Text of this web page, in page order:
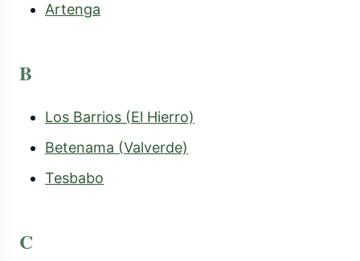
Artenga
B
Los Barrios (El Hierro)
Betenama (Valverde)
Tesbabo
C